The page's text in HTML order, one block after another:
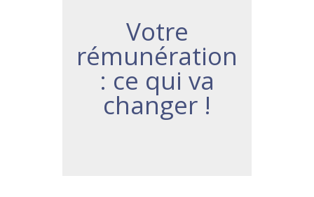
Votre
rémunération
: ce qui va
changer !